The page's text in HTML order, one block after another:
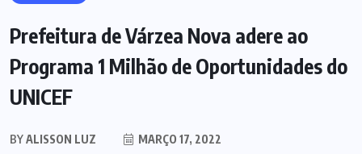
Prefeitura de Várzea Nova adere ao
Programa 1 Milhão de Oportunidades do
UNICEF
BYALISSON LUZ
MARÇO 17, 2022